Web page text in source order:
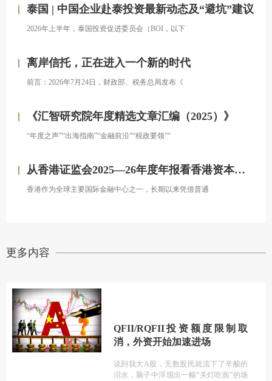
泰国 | 中国企业赴泰投资最新动态及“避坑”建议
2026年上半年，泰国投资促进委员会（BOI，以下
离岸信托，正在进入一个新的时代
前言：2026年7月24日，财政部、税务总局发布《
《汇智研究院年度精选文章汇编（2025）》
“年度之声”“出海指南”“金融前沿”“税政要领”“
从香港证监会2025—26年度年报看香港资本市场发展的新方向
香港作为全球主要国际金融中心之一，长期以来凭借普通
更多内容
QFII/RQFII投资额度限制取
消，外资开始加速进场
说到我大A股，无数股民就流下了辛酸的
泪水，脑子中浮现出一幅“关灯吃面”的场